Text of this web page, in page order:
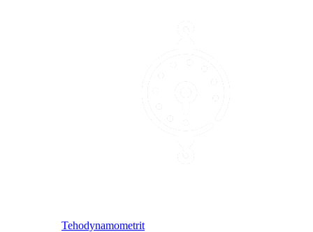
Tehodynamometrit